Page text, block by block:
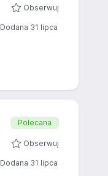
Obserwuj
Dodana 31 lipca
Polecana
Obserwuj
Dodana 31 lipca